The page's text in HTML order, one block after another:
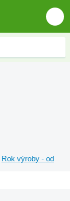
Rok výroby - od